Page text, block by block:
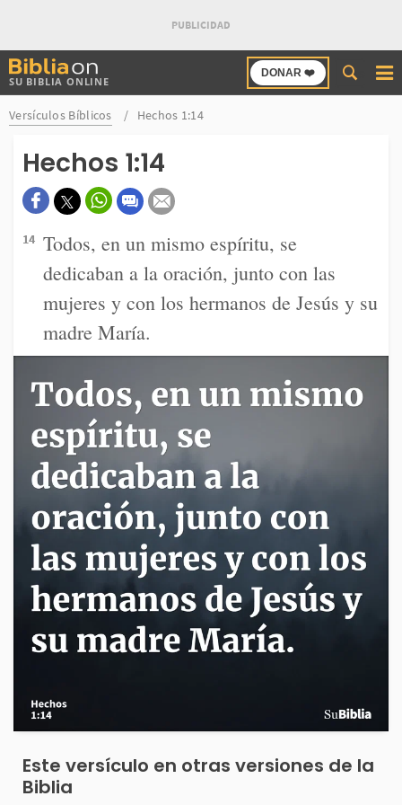
SU BIBLIA ONLINE
DONAR ❤️
Buscar
en
Bibliaon
Versículos Bíblicos Hechos 1:14
Hechos 1:14
14 Todos, en un mismo espíritu, se
dedicaban a la oración, junto con las
mujeres y con los hermanos de Jesús y su
madre María.
Este versículo en otras versiones de la
Biblia